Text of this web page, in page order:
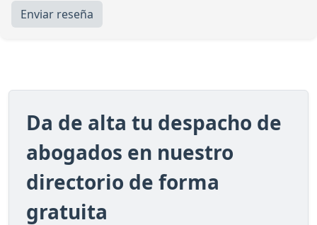
Enviar reseña
Da de alta tu despacho de
abogados en nuestro
directorio de forma
gratuita